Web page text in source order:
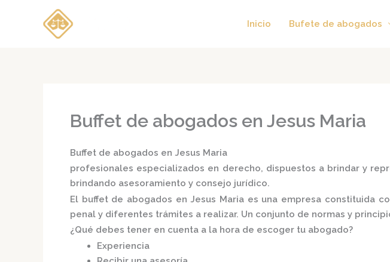
Inicio Bufete de abogados
Buffet de abogados en Jesus Maria
Buffet de abogados en Jesus Maria
profesionales especializados en derecho, dispuestos a brindar y
brindando asesoramiento y consejo jurídico.
El buffet de abogados en Jesus Maria es una empresa constituida
penal y diferentes trámites a realizar. Un conjunto de normas y
¿Qué debes tener en cuenta a la hora de escoger tu abogado?
Experiencia